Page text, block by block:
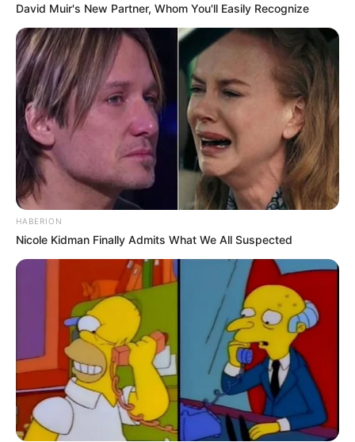
David Muir's New Partner, Whom You'll Easily Recognize
HABERION
Nicole Kidman Finally Admits What We All Suspected